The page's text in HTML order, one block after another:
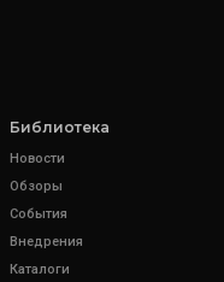
Библиотека
Новости
Обзоры
События
Внедрения
Каталоги